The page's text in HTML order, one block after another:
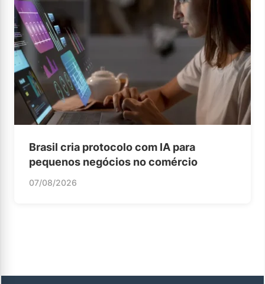
Brasil cria protocolo com IA para
pequenos negócios no comércio
07/08/2026